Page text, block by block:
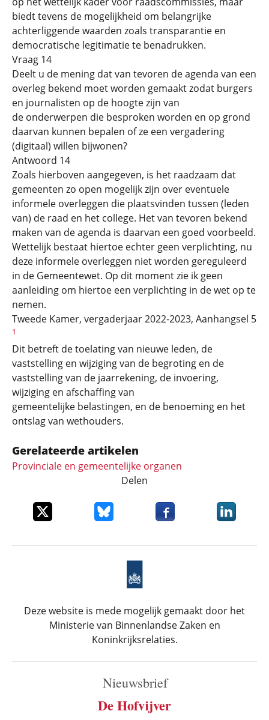
biedt tevens de mogelijkheid om belangrijke
achterliggende waarden zoals transparantie en
democratische legitimatie te benadrukken.
Vraag 14
Deelt u de mening dat van tevoren de agenda van een
overleg bekend moet worden gemaakt zodat burgers
en journalisten op de hoogte zijn van
de onderwerpen die besproken worden en op grond
daarvan kunnen bepalen of ze een vergadering
(digitaal) willen bijwonen?
Antwoord 14
Zoals hierboven aangegeven, is het raadzaam dat
gemeenten zo open mogelijk zijn over eventuele
informele overleggen die plaatsvinden tussen (leden
van) de raad en het college. Het van tevoren bekend
maken van de agenda is daarvan een goed voorbeeld.
Wettelijk bestaat hiertoe echter geen verplichting, nu
deze informele overleggen niet worden gereguleerd
in de Gemeentewet. Op dit moment zie ik geen
aanleiding om hiertoe een verplichting in de wet op te
nemen.
Tweede Kamer, vergaderjaar 2022-2023, Aanhangsel 5
1
Dit betreft de toelating van nieuwe leden, de
vaststelling en wijziging van de begroting en de
vaststelling van de jaarrekening, de invoering,
wijziging en afschaffing van
gemeentelijke belastingen, en de benoeming en het
ontslag van wethouders.
Gerelateerde artikelen
Provinciale en gemeentelijke organen
Delen
Deel dit item op XDeel dit item op Bluesky
Deel dit item opDeel dit
Deze website is mede mogelijk gemaakt door het
Ministerie van Binnenlandse Zaken en
Koninkrijksrelaties.
Nieuwsbrief
De Hofvijver